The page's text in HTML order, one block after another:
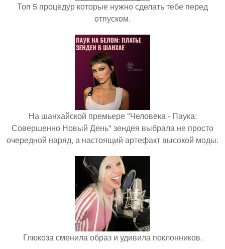
Топ 5 процедур которые нужно сделать тебе перед
отпуском.
На шанхайской премьере "Человека - Паука:
Совершенно Новый День" зендея выбрала не просто
очередной наряд, а настоящий артефакт высокой моды.
Глюкоза сменила образ и удивила поклонников.